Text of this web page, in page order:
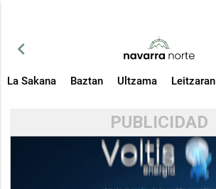
chevron_left
La Sakana Baztan Ultzama Leitzaran
PUBLICIDAD